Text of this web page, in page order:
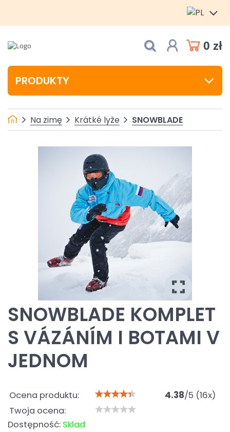
0 zł
PRODUKTY
Na zimę Krátké lyže SNOWBLADE
SNOWBLADE KOMPLET
S VÁZÁNÍM I BOTAMI V
JEDNOM
Ocena produktu: 4.38/5 (16x)
Twoja ocena:
Dostępność: Sklad